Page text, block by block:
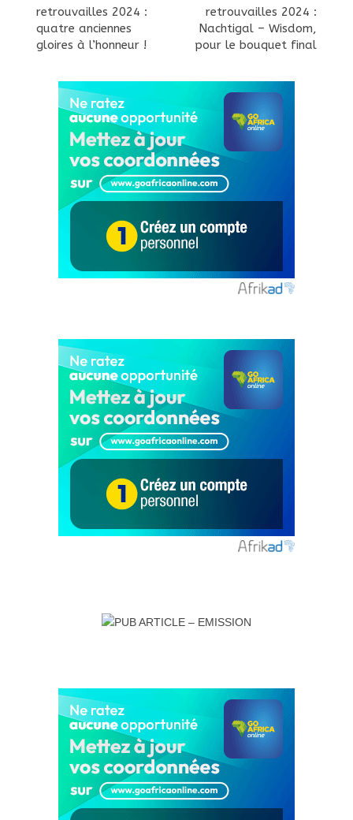
retrouvailles 2024 :
quatre anciennes
gloires à l’honneur !
retrouvailles 2024 :
Nachtigal – Wisdom,
pour le bouquet final